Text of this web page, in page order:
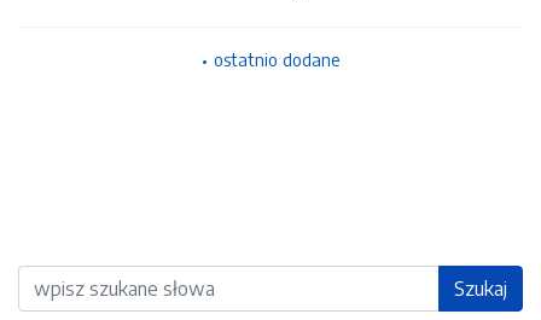
ostatnio dodane
Wyszukiwarka Szukaj